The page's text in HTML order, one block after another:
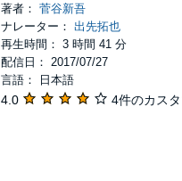
著者： 菅谷新吾
ナレーター： 出先拓也
再生時間： 3 時間 41 分
配信日： 2017/07/27
言語： 日本語
4.0 4件のカス